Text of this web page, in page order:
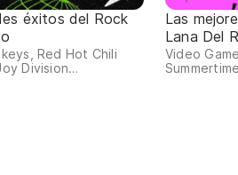
éxitos del Rock
Red Hot Chili
Division…
Las
Lana Del
Video